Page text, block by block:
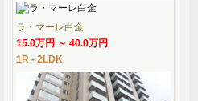
ラ・マーレ白金
15.0万円 ～ 40.0万円
1R - 2LDK